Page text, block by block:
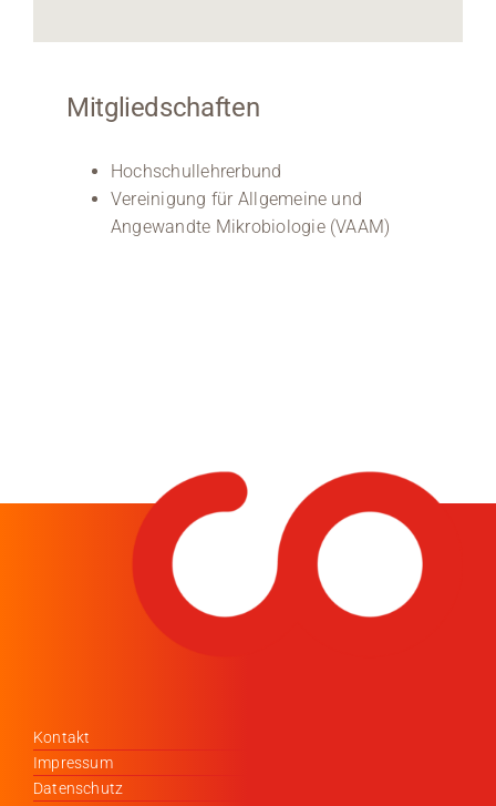
Mitgliedschaften
Hochschullehrerbund
Vereinigung für Allgemeine und
Angewandte Mikrobiologie (VAAM)
Kontakt
Impressum
Datenschutz